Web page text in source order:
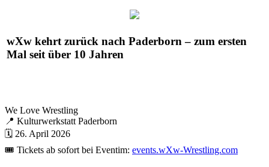
wXw kehrt zurück nach Paderborn – zum ersten
Mal seit über 10 Jahren
We Love Wrestling
📍 Kulturwerkstatt Paderborn
🗓️ 26. April 2026
🎟️ Tickets ab sofort bei Eventim: events.wXw-Wrestling.com